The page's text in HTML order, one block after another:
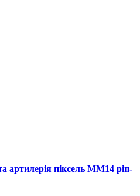
артилерія піксель ММ14 ріп-